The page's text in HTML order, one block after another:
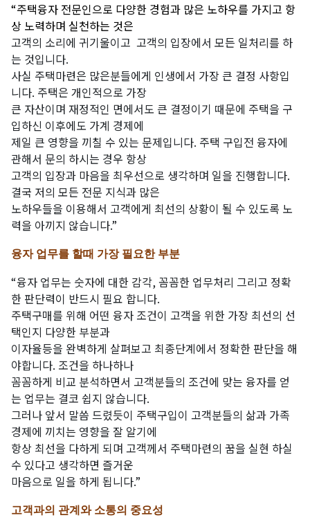
“주택융자 전문인으로 다양한 경험과 많은 노하우를 가지고 항
상 노력하며 실천하는 것은
고객의 소리에 귀기울이고 고객의 입장에서 모든 일처리를 하
는 것입니다.
사실 주택마련은 많은분들에게 인생에서 가장큰 결정 사항입
니다. 주택은 개인적으로 가장
큰 자산이며 재정적인 면에서도 큰 결정이기 때문에 주택을 구
입하신 이후에도 가계 경제에
제일 큰 영향을 끼칠 수 있는 문제입니다. 주택 구입전 융자에
관해서 문의 하시는 경우 항상
고객의 입장과 마음을 최우선으로 생각하며 일을 진행합니다.
결국 저의 모든 전문 지식과 많은
노하우들을 이용해서 고객에게 최선의 상황이 될 수 있도록 노
력을 아끼지 않습니다.”
융자 업무를 할때 가장 필요한 부분
“융자 업무는 숫자에 대한 감각, 꼼꼼한 업무처리 그리고 정확
한 판단력이 반드시 필요 합니다.
주택구매를 위해 어떤 융자 조건이 고객을 위한 가장 최선의 선
택인지 다양한 부분과
이자율등을 완벽하게 살펴보고 최종단계에서 정확한 판단을 해
야합니다. 조건을 하나하나
꼼꼼하게 비교 분석하면서 고객분들의 조건에 맞는 융자를 얻
는 업무는 결코 쉽지 않습니다.
그러나 앞서 말씀 드렸듯이 주택구입이 고객분들의 삶과 가족
경제에 끼치는 영향을 잘 알기에
항상 최선을 다하게 되며 고객께서 주택마련의 꿈을 실현 하실
수 있다고 생각하면 즐거운
마음으로 일을 하게 됩니다.”
고객과의 관계와 소통의 중요성